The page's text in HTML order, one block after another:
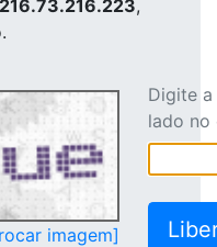
216.73.216.223,
imagem]
Digite
lado no